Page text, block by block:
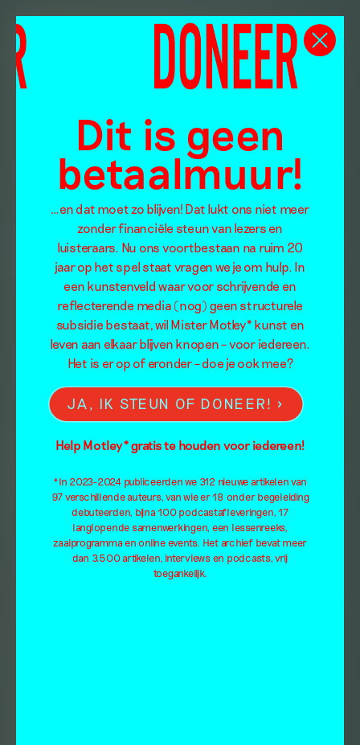
Dit is geen
betaalmuur!
…en dat moet zo blijven! Dat lukt ons niet meer
zonder financiële steun van lezers en
luisteraars. Nu ons voortbestaan na ruim 20
jaar op het spel staat vragen we je om hulp. In
een kunstenveld waar voor schrijvende en
reflecterende media (nog) geen structurele
subsidie bestaat, wil Mister Motley* kunst en
leven aan elkaar blijven knopen – voor iedereen.
Het is er op of eronder – doe je ook mee?
JA, IK STEUN OF DONEER!
Help Motley* gratis te houden voor iedereen!
*In 2023-2024 publiceerden we 312 nieuwe artikelen van
97 verschillende auteurs, van wie er 18 onder begeleiding
debuteerden, bijna 100 podcastafleveringen, 17
langlopende samenwerkingen, een lessenreeks,
zaalprogramma en online events. Het archief bevat meer
dan 3.500 artikelen, interviews en podcasts, vrij
toegankelijk.